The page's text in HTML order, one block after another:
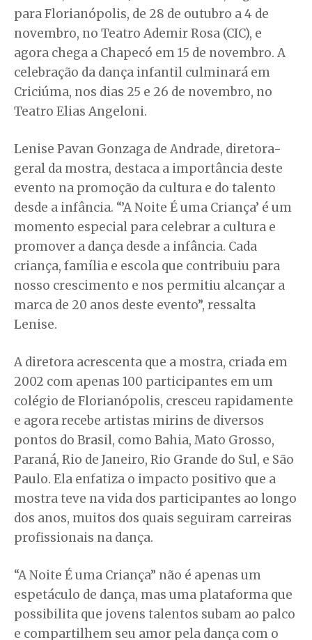
para Florianópolis, de 28 de outubro a 4 de
novembro, no Teatro Ademir Rosa (CIC), e
agora chega a Chapecó em 15 de novembro. A
celebração da dança infantil culminará em
Criciúma, nos dias 25 e 26 de novembro, no
Teatro Elias Angeloni.
Lenise Pavan Gonzaga de Andrade, diretora-
geral da mostra, destaca a importância deste
evento na promoção da cultura e do talento
desde a infância. “’A Noite É uma Criança’ é um
momento especial para celebrar a cultura e
promover a dança desde a infância. Cada
criança, família e escola que contribuiu para
nosso crescimento e nos permitiu alcançar a
marca de 20 anos deste evento”, ressalta
Lenise.
A diretora acrescenta que a mostra, criada em
2002 com apenas 100 participantes em um
colégio de Florianópolis, cresceu rapidamente
e agora recebe artistas mirins de diversos
pontos do Brasil, como Bahia, Mato Grosso,
Paraná, Rio de Janeiro, Rio Grande do Sul, e São
Paulo. Ela enfatiza o impacto positivo que a
mostra teve na vida dos participantes ao longo
dos anos, muitos dos quais seguiram carreiras
profissionais na dança.
“A Noite É uma Criança” não é apenas um
espetáculo de dança, mas uma plataforma que
possibilita que jovens talentos subam ao palco
e compartilhem seu amor pela dança com o